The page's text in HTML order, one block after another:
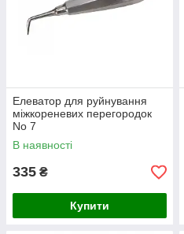
Елеватор для руйнування
міжкореневих перегородок
No 7
В наявності
335 ₴
Купити